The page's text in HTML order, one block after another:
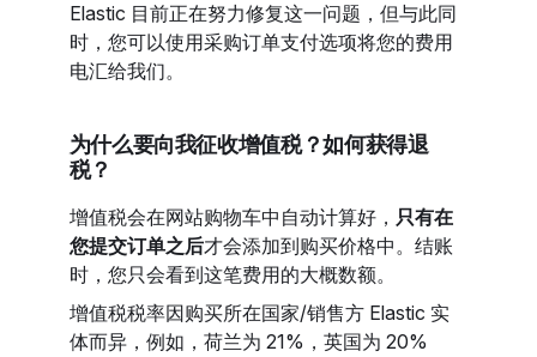
Elastic 目前正在努力修复这一问题，但与此同
时，您可以使用采购订单支付选项将您的费用
电汇给我们。
为什么要向我征收增值税？如何获得退
税？
增值税会在网站购物车中自动计算好， 只有在
您提交订单之后才会添加到购买价格中。结账
时，您只会看到这笔费用的大概数额。
增值税税率因购买所在国家/销售方 Elastic 实
体而异，例如，荷兰为 21%，英国为 20%